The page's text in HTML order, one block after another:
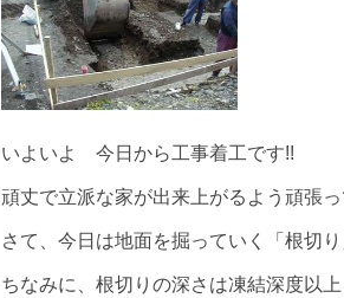
いよいよ 今日から工事着工です!!
頑丈で立派な家が出来上がるよう頑張
さて、今日は地面を掘っていく「根切
ちなみに、根切りの深さは凍結深度以